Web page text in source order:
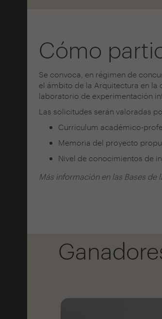
Cómo
Se convoca, en régimen de
el ámbito de la Arquitectura en la
laboratorio de experimentación
Las solicitudes serán valoradas
Curriculum académico-
Memoria del proyecto
Nivel de conocimientos de
Más información en las Bases